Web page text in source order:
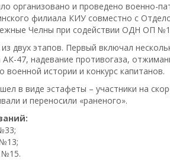
организовано и проведено военно-
филиала КИУ совместно с
Челны при содействии ОДН ОП №1
двух этапов. Первый включал
АК-47, надевание противогаза,
военной истории и конкурс капитанов.
в виде эстафеты – участники на
и переносили «раненого».
⠀